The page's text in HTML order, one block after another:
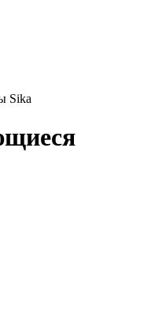
Sika